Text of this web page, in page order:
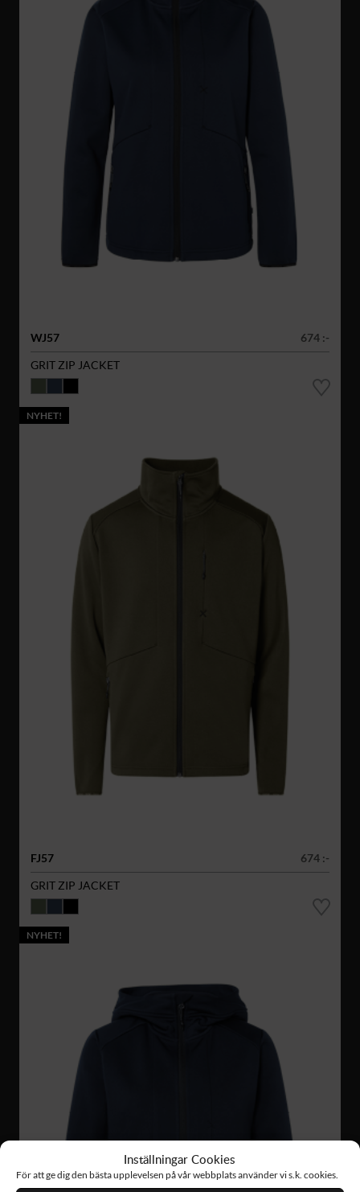
Inställningar Cookies
För att ge dig den bästa upplevelsen på vår webbplats använder vi s.k. cookies.
WJ57
674 :-
GRIT ZIP JACKET
NYHET!
FJ57
674 :-
GRIT ZIP JACKET
NYHET!